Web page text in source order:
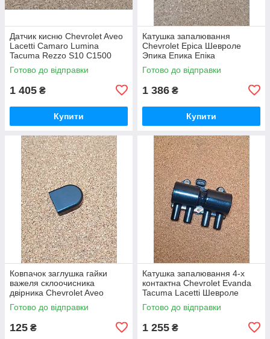
Датчик кисню Chevrolet Aveo
Lacetti Camaro Lumina
Tacuma Rezzo S10 C1500
C2500 Suburban Tahoe
Шевроле Камаро Люміна
Готово до відправки
1 405 ₴
Купити
Катушка запалювання
Chevrolet Epica Шевроле
Эпика Епика Епіка
Готово до відправки
1 386 ₴
Купити
Ковпачок заглушка гайки
важеля склоочисника
двірника Chevrolet Aveo
Lacetti Epica Evanda Nubira
Captiva Шевроле Авео
Готово до відправки
125 ₴
Катушка запалювання 4-х
контактна Chevrolet Evanda
Tacuma Lacetti Шевроле
Еванда Лачетті Такума
Готово до відправки
1 255 ₴